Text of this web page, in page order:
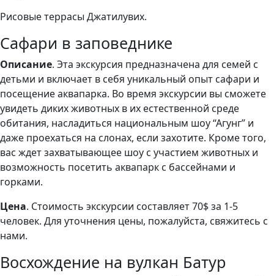
Рисовые террасы Джатилувих.
Сафари в заповеднике
Описание. Эта экскурсия предназначена для семей с
детьми и включает в себя уникальный опыт сафари и
посещение аквапарка. Во время экскурсии вы сможете
увидеть диких животных в их естественной среде
обитания, насладиться национальным шоу “Агунг” и
даже проехаться на слонах, если захотите. Кроме того,
вас ждет захватывающее шоу с участием животных и
возможность посетить аквапарк с бассейнами и
горками.
Цена. Стоимость экскурсии составляет 70$ за 1-5
человек. Для уточнения цены, пожалуйста, свяжитесь с
нами.
Восхождение на вулкан Батур